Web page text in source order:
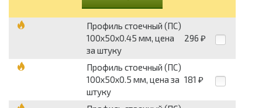
Профиль стоечный (ПС)
100х50х0.45 мм, цена
за штуку
296 ₽
Профиль стоечный (ПС)
100х50х0.5 мм, цена за
штуку
181 ₽